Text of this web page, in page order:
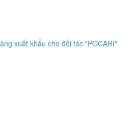
xuất khẩu cho đối tác "POCARI"